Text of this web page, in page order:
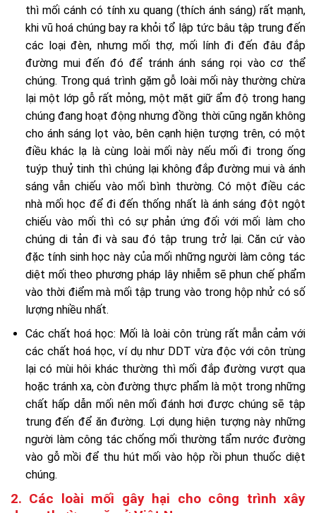
thì mối cánh có tính xu quang (thích ánh sáng) rất mạnh,
khi vũ hoá chúng bay ra khỏi tổ lập tức bâu tập trung đến
các loại đèn, nhưng mối thợ, mối lính đi đến đâu đắp
đường mui đến đó để tránh ánh sáng rọi vào cơ thể
chúng. Trong quá trình gặm gỗ loài mối này thường chừa
lại một lớp gỗ rất mỏng, một mặt giữ ẩm độ trong hang
chúng đang hoạt động nhưng đồng thời cũng ngăn không
cho ánh sáng lọt vào, bên cạnh hiện tượng trên, có một
điều khác lạ là cùng loài mối này nếu mối đi trong ống
tuýp thuỷ tinh thì chúng lại không đắp đường mui và ánh
sáng vẫn chiếu vào mối bình thường. Có một điều các
nhà mối học để đi đến thống nhất là ánh sáng đột ngột
chiếu vào mối thì có sự phản ứng đối với mối làm cho
chúng di tản đi và sau đó tập trung trở lại. Căn cứ vào
đặc tính sinh học này của mối những người làm công tác
diệt mối theo phương pháp lây nhiễm sẽ phun chế phẩm
vào thời điểm mà mối tập trung vào trong hộp nhử có số
lượng nhiều nhất.
Các chất hoá học: Mối là loài côn trùng rất mẫn cảm với
các chất hoá học, ví dụ như DDT vừa độc với côn trùng
lại có mùi hôi khác thường thì mối đắp đường vượt qua
hoặc tránh xa, còn đường thực phẩm là một trong những
chất hấp dẫn mối nên mối đánh hơi được chúng sẽ tập
trung đến để ăn đường. Lợi dụng hiện tượng này những
người làm công tác chống mối thường tẩm nước đường
vào gỗ mồi để thu hút mối vào hộp rồi phun thuốc diệt
chúng.
2. Các loài mối gây hại cho công trình xây